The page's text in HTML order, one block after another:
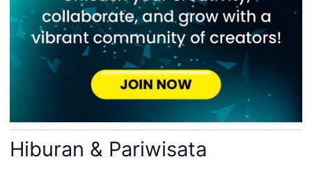
Hiburan & Pariwisata